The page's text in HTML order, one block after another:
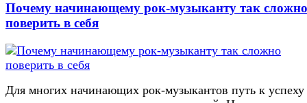
Почему начинающему рок-музыканту так сложно
поверить в себя
Для многих начинающих рок-музыкантов путь к успеху